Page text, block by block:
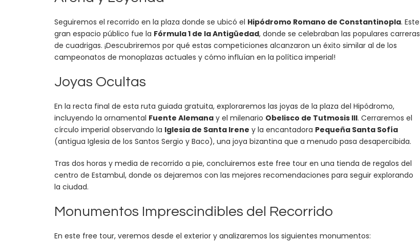
Seguiremos el recorrido en la plaza donde se ubicó el Hipódromo Romano de Constantinopla. Este
gran espacio público fue la Fórmula 1 de la Antigüedad, donde se celebraban las populares carreras
de cuadrigas. ¡Descubriremos por qué estas competiciones alcanzaron un éxito similar al de los
campeonatos de monoplazas actuales y cómo influían en la política imperial!
Joyas Ocultas
En la recta final de esta ruta guiada gratuita, exploraremos las joyas de la plaza del Hipódromo,
incluyendo la ornamental Fuente Alemana y el milenario Obelisco de Tutmosis III. Cerraremos el
círculo imperial observando la Iglesia de Santa Irene y la encantadora Pequeña Santa Sofía
(antigua Iglesia de los Santos Sergio y Baco), una joya bizantina que a menudo pasa desapercibida.
Tras dos horas y media de recorrido a pie, concluiremos este free tour en una tienda de regalos del
centro de Estambul, donde os dejaremos con las mejores recomendaciones para seguir explorando
la ciudad.
Monumentos Imprescindibles del Recorrido
En este free tour, veremos desde el exterior y analizaremos los siguientes monumentos: